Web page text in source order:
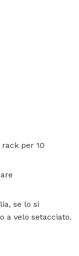
per 10
se lo si
a velo setacciato.